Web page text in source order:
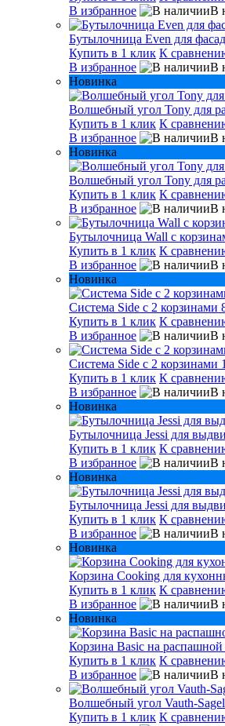
В избранное
В
Бутылочница Even для
Купить в 1 клик К
В избранное
В
Новинка
Волшебный угол Tony для
Купить в 1 клик К
В избранное
В
Новинка
Волшебный угол Tony для
Купить в 1 клик К
В избранное
В
Бутылочница Wall с
Купить в 1 клик К
В избранное
В
Новинка
Система Side с 2 корзинами
Купить в 1 клик К
В избранное
В
Система Side c 2
Купить в 1 клик К
В избранное
В
Новинка
Бутылочница Jessi для
Купить в 1 клик К
В избранное
В
Новинка
Бутылочница Jessi для
Купить в 1 клик К
В избранное
В
Новинка
Корзина Cooking для
Купить в 1 клик К
В избранное
В
Новинка
Корзина Basic на
Купить в 1 клик К
В избранное
В
Волшебный угол Vauth-
Купить в 1 клик К